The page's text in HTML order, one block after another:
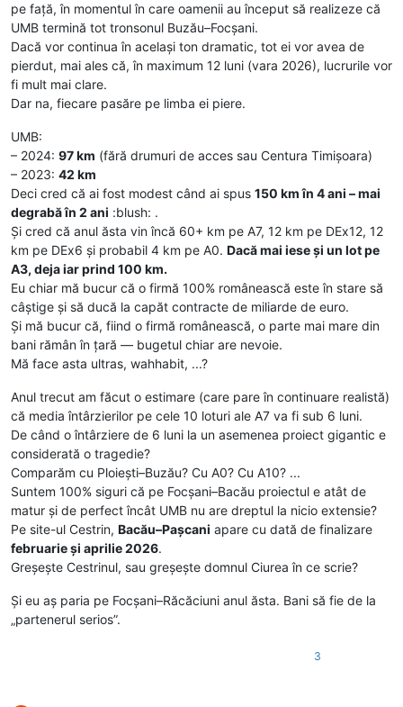
pe față, în momentul în care oamenii au început să realizeze că
UMB termină tot tronsonul Buzău–Focșani.
Dacă vor continua în același ton dramatic, tot ei vor avea de
pierdut, mai ales că, în maximum 12 luni (vara 2026), lucrurile vor
fi mult mai clare.
Dar na, fiecare pasăre pe limba ei piere.
UMB:
– 2024: 97 km (fără drumuri de acces sau Centura Timișoara)
– 2023: 42 km
Deci cred că ai fost modest când ai spus 150 km în 4 ani – mai
degrabă în 2 ani :blush: .
Și cred că anul ăsta vin încă 60+ km pe A7, 12 km pe DEx12, 12
km pe DEx6 și probabil 4 km pe A0. Dacă mai iese și un lot pe
A3, deja iar prind 100 km.
Eu chiar mă bucur că o firmă 100% românească este în stare să
câștige și să ducă la capăt contracte de miliarde de euro.
Și mă bucur că, fiind o firmă românească, o parte mai mare din
bani rămân în țară — bugetul chiar are nevoie.
Mă face asta ultras, wahhabit, ...?
Anul trecut am făcut o estimare (care pare în continuare realistă)
că media întârzierilor pe cele 10 loturi ale A7 va fi sub 6 luni.
De când o întârziere de 6 luni la un asemenea proiect gigantic e
considerată o tragedie?
Comparăm cu Ploiești–Buzău? Cu A0? Cu A10? ...
Suntem 100% siguri că pe Focșani–Bacău proiectul e atât de
matur și de perfect încât UMB nu are dreptul la nicio extensie?
Pe site-ul Cestrin, Bacău–Pașcani apare cu dată de finalizare
februarie și aprilie 2026.
Greșește Cestrinul, sau greșește domnul Ciurea în ce scrie?
Și eu aș paria pe Focșani–Răcăciuni anul ăsta. Bani să fie de la
„partenerul serios”.
3